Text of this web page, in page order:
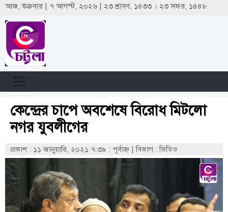
আজ, শুক্রবার | ৭ আগস্ট, ২০২৬ | ২৩ শ্রাবণ, ১৪৩৩ । ২৩ সফর, ১৪৪৮
কেন্দ্রের চাপে অবশেষে বিরোধ মিটলো
নগর যুবলীগের
প্রকাশ : ১১ জানুয়ারি, ২০২১ ৭:৩৯ : পূর্বাহ্ণ |বিভাগ : ভিডিও